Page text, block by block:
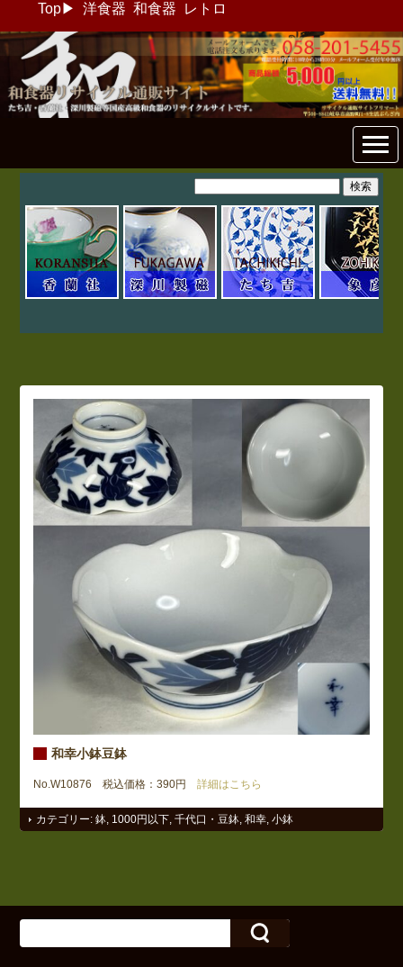
Top▶ 洋食器 和食器 レトロ
和食器リサイクル通販専門店
フリマート
和幸小鉢豆鉢
No.W10876 税込価格：390円 詳細はこちら
カテゴリー:鉢 1000円以下 ,千代口・豆鉢 ,和幸 ,小鉢